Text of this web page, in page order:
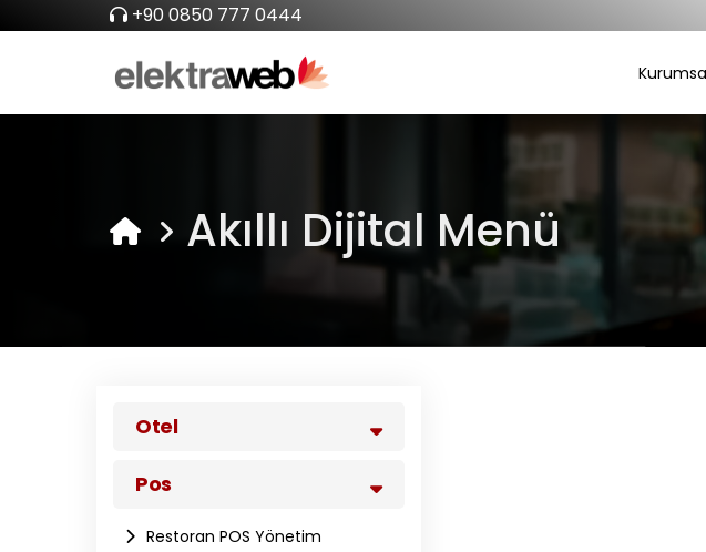
+90 0850 777 0444
Akıllı Dijital Menü
Otel
Pos
Restoran POS Yönetim